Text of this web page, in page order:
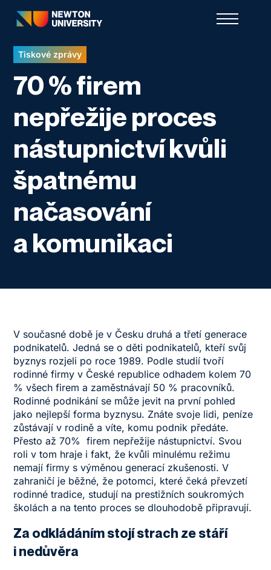
Tiskové zprávy
70 % firem
nepřežije proces
nástupnictví kvůli
špatnému
načasování
a komunikaci
V současné době je v Česku druhá a třetí generace
podnikatelů. Jedná se o děti podnikatelů, kteří svůj
byznys rozjeli po roce 1989. Podle studií tvoří
rodinné firmy v České republice odhadem kolem 70
% všech firem a zaměstnávají 50 % pracovníků.
Rodinné podnikání se může jevit na první pohled
jako nejlepší forma byznysu. Znáte svoje lidi, peníze
zůstávají v rodině a víte, komu podnik předáte.
Přesto až 70% firem nepřežije nástupnictví. Svou
roli v tom hraje i fakt, že kvůli minulému režimu
nemají firmy s výměnou generací zkušenosti. V
zahraničí je běžné, že potomci, které čeká převzetí
rodinné tradice, studují na prestižních soukromých
školách a na tento proces se dlouhodobě připravují.
Za odkládáním stojí strach ze stáří
i nedůvěra